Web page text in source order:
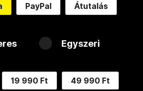
PayPal Átutalás
Egyszeri
19 990 Ft 49 990 Ft